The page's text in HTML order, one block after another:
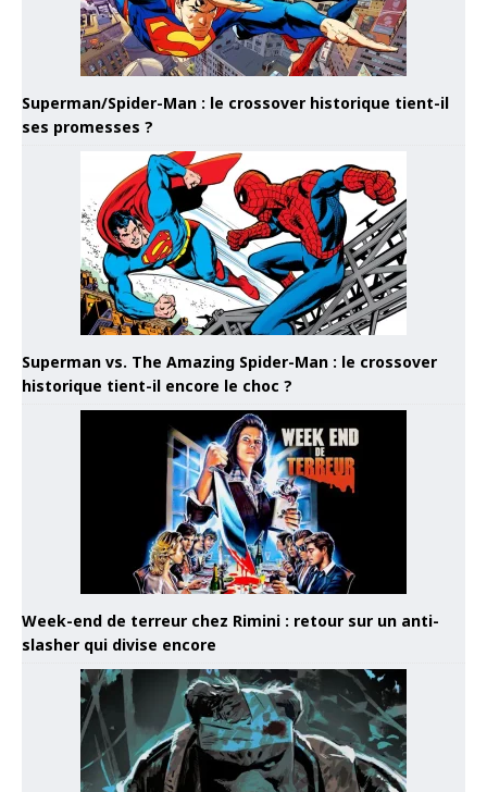
Superman/Spider-Man : le crossover historique tient-il
ses promesses ?
Superman vs. The Amazing Spider-Man : le crossover
historique tient-il encore le choc ?
Week-end de terreur chez Rimini : retour sur un anti-
slasher qui divise encore